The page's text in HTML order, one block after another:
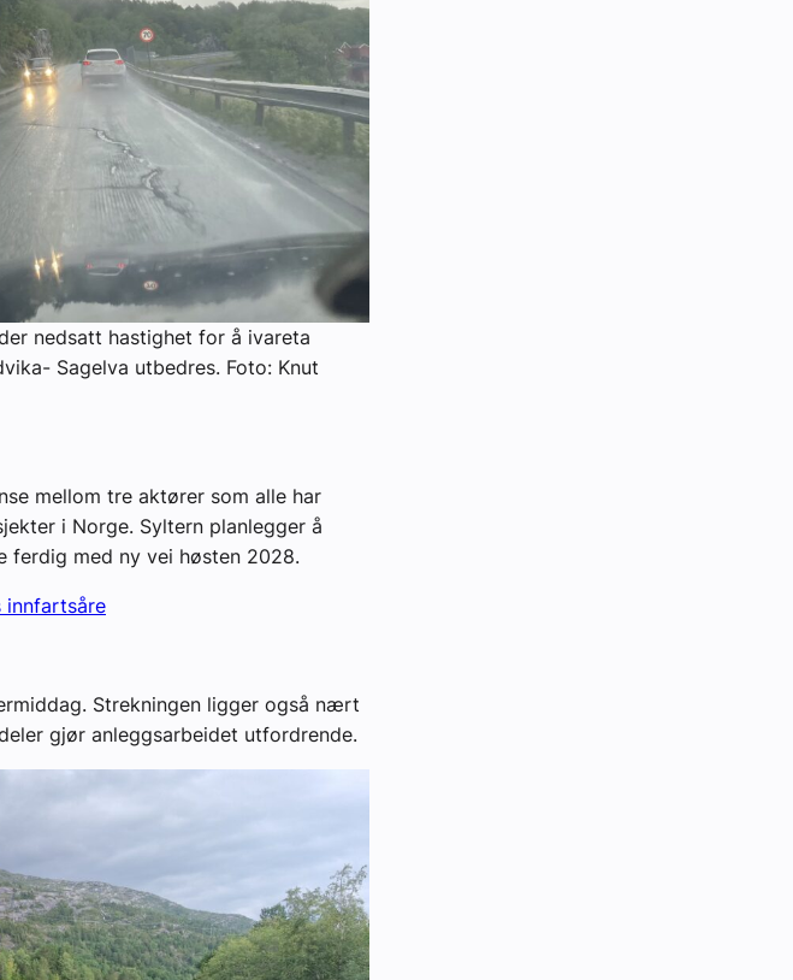
nedsatt hastighet for å ivareta
Sagelva utbedres. Foto: Knut
mellom tre aktører som alle har
i Norge. Syltern planlegger å
med ny vei høsten 2028.
innfartsåre
Strekningen ligger også nært
gjør anleggsarbeidet utfordrende.